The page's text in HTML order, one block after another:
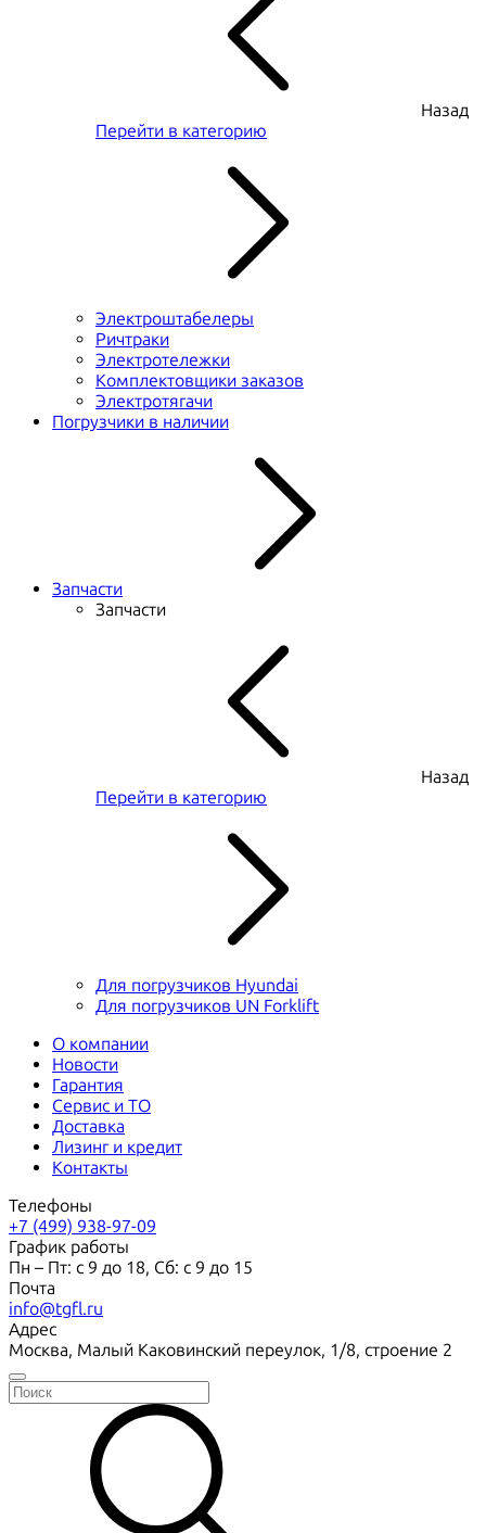
Назад
Перейти в категорию
Электроштабелеры
Ричтраки
Электротележки
Комплектовщики заказов
Электротягачи
Погрузчики в наличии
Запчасти
Запчасти
Назад
Перейти в категорию
Для погрузчиков Hyundai
Для погрузчиков UN Forklift
О компании
Новости
Гарантия
Сервис и ТО
Доставка
Лизинг и кредит
Контакты
Телефоны
+7 (499) 938-97-09
График работы
Пн – Пт: с 9 до 18, Сб: с 9 до 15
Почта
info@tgfl.ru
Адрес
Москва, Малый Каковинский переулок, 1/8, строение 2